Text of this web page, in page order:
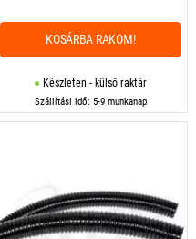
Készleten - külső raktár
Szállítási idő: 5-9 munkanap
KOSÁRBA RAKOM!